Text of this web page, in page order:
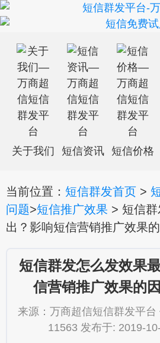
关于我们 短信资讯 短信价格
当前位置： 短信群发首页 >
问题>短信推广效果 > 短信
出？影响短信营销推广效果
短信群发怎么发效果
信营销推广效果的
来源：万商超信短信群发平台
11563 发布于: 2019-